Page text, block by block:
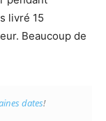
livré 15
Beaucoup de
dates!